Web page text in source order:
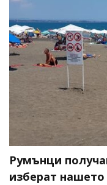
Румънци
изберат